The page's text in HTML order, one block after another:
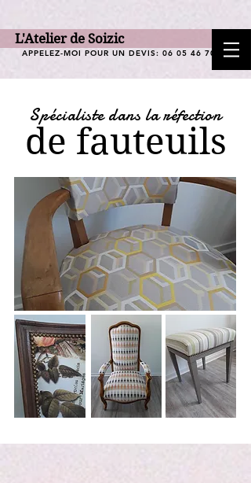
APPELEZ-MOI POUR UN DEVIS: 06 05 46 70 62
L'Atelier de Soizic
Spécialiste dans la réfection
de fauteuils